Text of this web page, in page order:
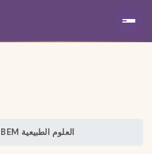
BEM العلوم الطبيعية